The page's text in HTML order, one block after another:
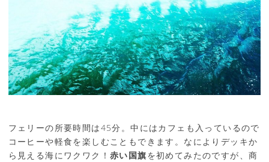
フェリーの所要時間は45分。中にはカフェも入っているので
コーヒーや軽食を楽しむこともできます。なによりデッキか
ら見える海にワクワク！ 赤い国旗を初めてみたのですが、商